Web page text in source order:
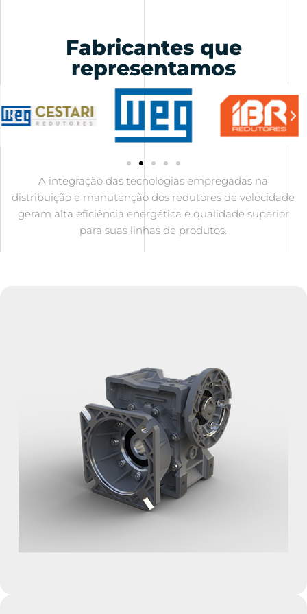
Fabricantes que
representamos
A integração das tecnologias empregadas na
distribuição e manutenção dos redutores de velocidade
geram alta eficiência energética e qualidade superior
para suas linhas de produtos.